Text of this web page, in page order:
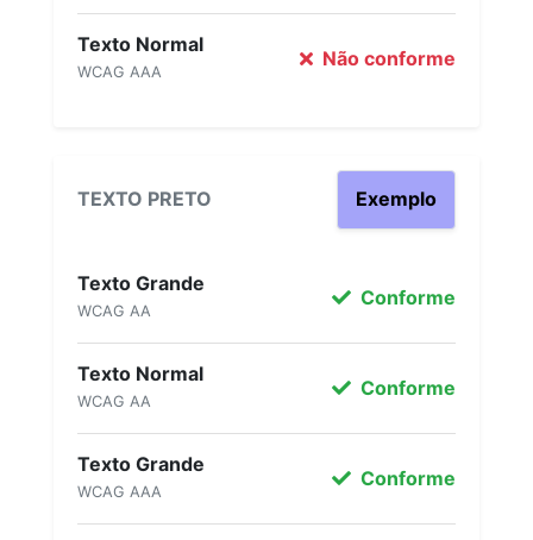
Texto Normal
WCAG AAA
Não conforme
TEXTO PRETO Exemplo
Texto Grande
WCAG AA
Conforme
Texto Normal
WCAG AA
Conforme
Texto Grande
WCAG AAA
Conforme